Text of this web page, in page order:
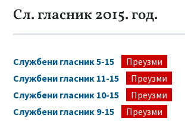
Сл. гласник 2015. год.
Службени гласник 5-15
Преузми
Службени гласник 11-15
Преузми
Службени гласник 10-15
Преузми
Службени гласник 9-15
Преузми